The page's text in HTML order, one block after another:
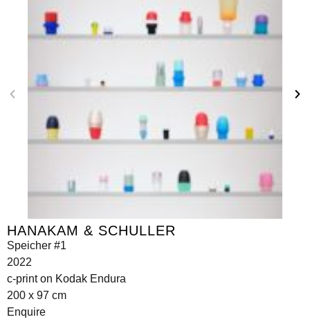
HANAKAM & SCHULLER
Speicher #1
2022
c-print on Kodak Endura
200 x 97 cm
Enquire